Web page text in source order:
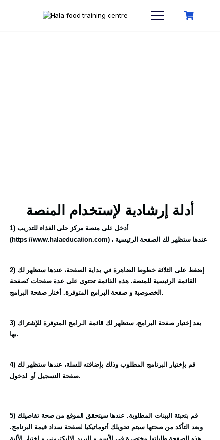
أدلة إرشادية لإستخدام المنصة
1) أدخل على منصة مركز حلى الغذاء للتدريب
(https://www.halaeducation.com) ، عندها ستظهر لك الصفحة الرئيسية
2) إضغط على الثلاثة خطوط الضاهرة في بداية الصفحة، عندها ستظهر لك
القائمة الرئيسية للمنصة. هذه القائمة تحتوى على عدة صفحات كصفحة
الخصوصية و صفحة البرامج المتوفرة. أختار صفحة البرامج.
3) بعد إختيار صفحة البرامج، ستظهر لك قائمة البرامج المتوفرة للإشتراك
بها.
4) قم بإختيار البرنامج المطلوب وذلك بإضافته للسلة، عندها ستظهر لك
صفحة التسجيل أو الدخول.
5) قم بتعبئة البينات المطلوبة. عندها سيتحقق الموقع من صحة تفاصيلك
وبعد التأكد من صحتها سيتم تحويلك أتوماتيكيا لصفحة سداد قيمة البرنامج.
هذه الصفحة طلباتها مختصرة في الأسم و البريد الإليكتروني و إختيار الألية